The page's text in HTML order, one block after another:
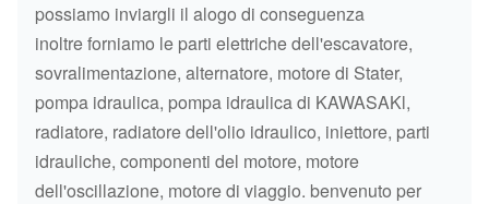
HITACHI
EX200-2
CAVO EX200-2
HITACHI
EX200-3
CAVO EX200-3
HITACHI
EX200-5
CAVO EX200-5
HITACHI
EX200-3 2030275
possiamo inviargli il alogo di conseguenza
inoltre forniamo le parti elettriche dell'escavatore,
sovralimentazione, alternatore, motore di Stater,
pompa idraulica, pompa idraulica di KAWASAKl,
radiatore, radiatore dell'olio idraulico, iniettore, parti
idrauliche, componenti del motore, motore
dell'oscillazione, motore di viaggio. benvenuto per